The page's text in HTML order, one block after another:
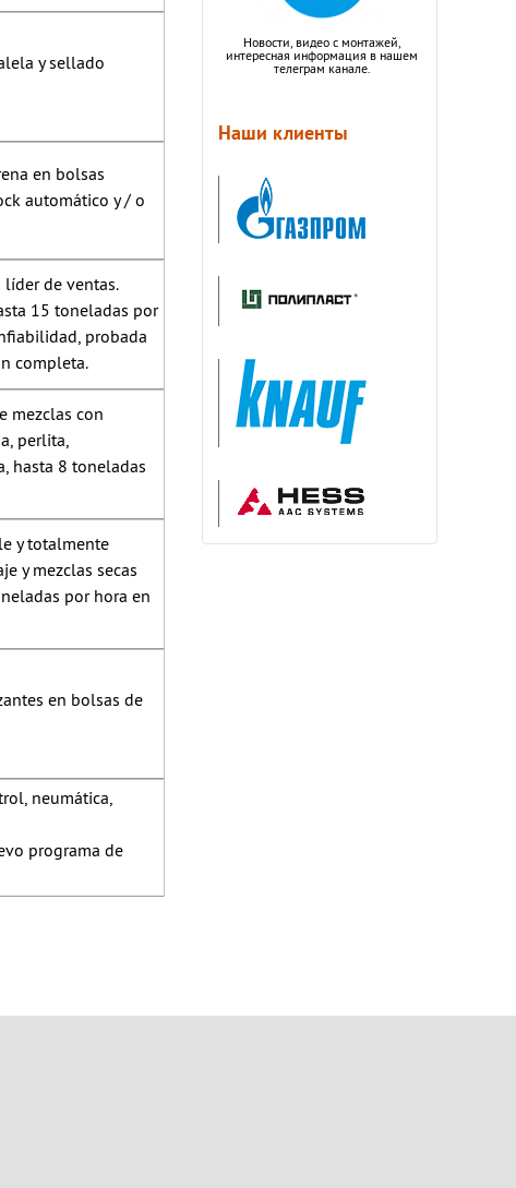
y sellado
en bolsas
automático y / o
de ventas.
15 toneladas por
probada
completa.
mezclas con
perlita,
hasta 8 toneladas
y totalmente
y mezclas secas
por hora en
en bolsas de
neumática,
programa de
Новости, видео с монтажей,
интересная информация в нашем
телеграм канале.
Наши клиенты